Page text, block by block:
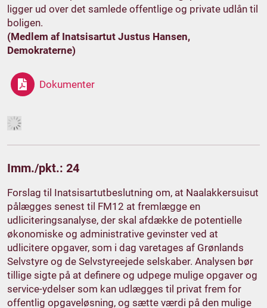
ligger ud over det samlede offentlige og private udlån til
boligen.
(Medlem af Inatsisartut Justus Hansen,
Demokraterne)
Dokumenter
Imm./pkt.: 24
Forslag til Inatsisartutbeslutning om, at Naalakkersuisut
pålægges senest til FM12 at fremlægge en
udliciteringsanalyse, der skal afdække de potentielle
økonomiske og administrative gevinster ved at
udlicitere opgaver, som i dag varetages af Grønlands
Selvstyre og de Selvstyreejede selskaber. Analysen bør
tillige sigte på at definere og udpege mulige opgaver og
service-ydelser som kan udlægges til privat frem for
offentlig opgaveløsning, og sætte værdi på den mulige